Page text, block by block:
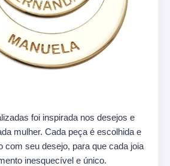
foi inspirada nos desejos e
mulher. Cada peça é escolhida e
com seu desejo, para que cada joia
inesquecível e único.